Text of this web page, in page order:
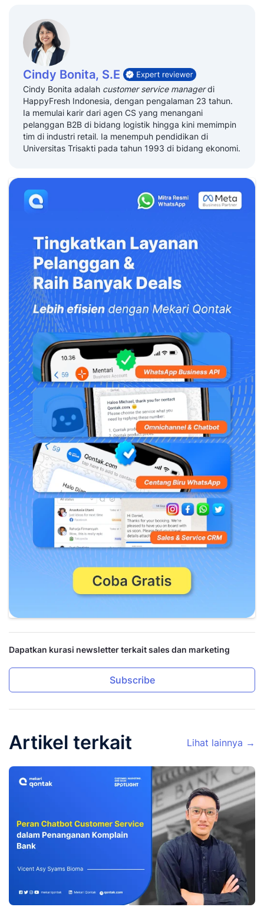
Cindy Bonita, S.E
Cindy Bonita adalah customer service managerdi
HappyFresh Indonesia, dengan pengalaman 23 tahun.
Ia memulai karir dari agen CS yang menangani
pelanggan B2B di bidang logistik hingga kini memimpin
tim di industri retail. Ia menempuh pendidikan di
Universitas Trisakti pada tahun 1993 di bidang ekonomi.
Dapatkan kurasi newsletter terkait sales dan marketing
Subscribe
Artikel terkait Lihat lainnya →